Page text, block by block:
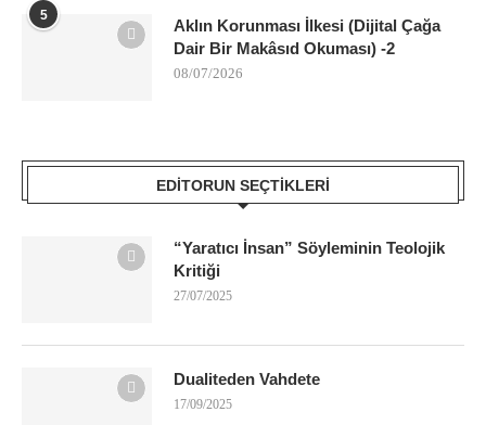
5
Aklın Korunması İlkesi (Dijital Çağa
Dair Bir Makâsıd Okuması) -2
08/07/2026
EDITORUN SEÇTIKLERI
“Yaratıcı İnsan” Söyleminin Teolojik
Kritiği
27/07/2025
Dualiteden Vahdete
17/09/2025